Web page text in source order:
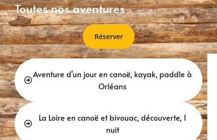
Toutes nos aventures
Réserver
Aventure d'un jour en canoë, kayak, paddle à
Orléans
La Loire en canoë et bivouac, découverte, 1
nuit